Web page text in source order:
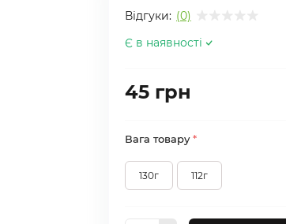
Відгуки: (0)
Є в наявності
45 грн
Вага товару*
130г 112г